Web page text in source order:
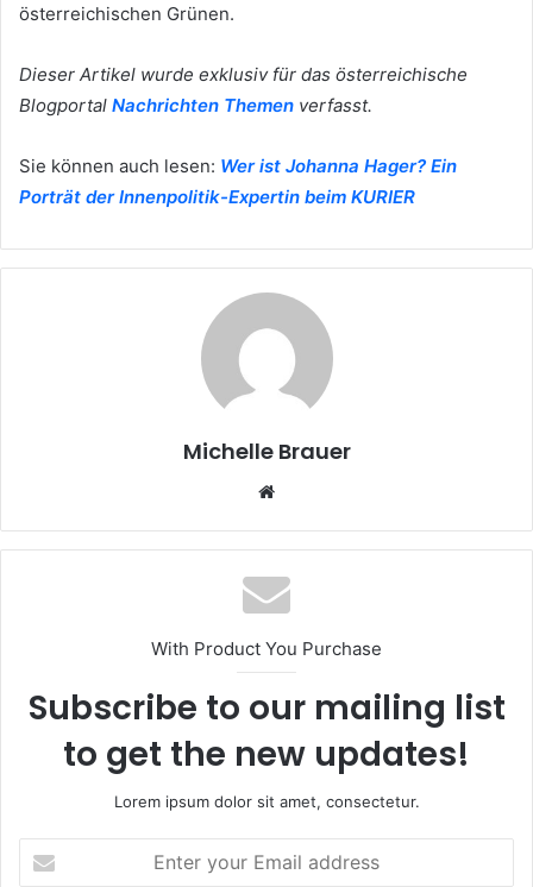
österreichischen Grünen.
Dieser Artikel wurde exklusiv für das österreichische
Blogportal Nachrichten Themen verfasst.
Sie können auch lesen: Wer ist Johanna Hager? Ein
Porträt der Innenpolitik-Expertin beim KURIER
Michelle Brauer
Website
With Product You Purchase
Subscribe to our mailing list
to get the new updates!
Lorem ipsum dolor sit amet, consectetur.
your